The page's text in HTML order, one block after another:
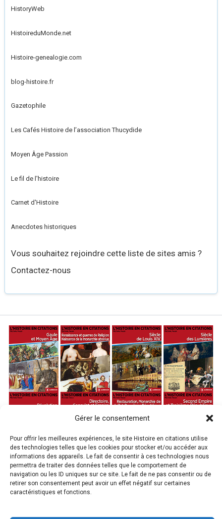
Gérer le consentement
Pour offrir les meilleures expériences, le site Histoire en citations utilise
des technologies telles que les cookies pour stocker et/ou accéder aux
informations des appareils. Le fait de consentir à ces technologies nous
permettra de traiter des données telles que le comportement de
navigation ou les ID uniques sur ce site. Le fait de ne pas consentir ou de
retirer son consentement peut avoir un effet négatif sur certaines
caractéristiques et fonctions.
HistoryWeb
HistoireduMonde.net
Histoire-genealogie.com
blog-histoire.fr
Gazetophile
Les Cafés Histoire de l’association Thucydide
Moyen Âge Passion
Le fil de l'histoire
Carnet d'Histoire
Anecdotes historiques
Vous souhaitez rejoindre cette liste de sites amis ?
Contactez-nous